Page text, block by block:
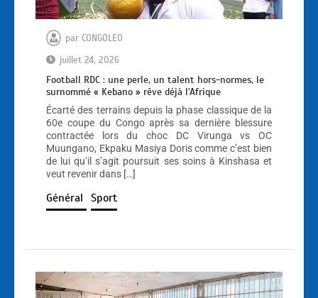
par CONGOLEO
juillet 24, 2026
Football RDC : une perle, un talent hors-normes, le
surnommé « Kebano » rêve déjà l’Afrique
Écarté des terrains depuis la phase classique de la
60e coupe du Congo après sa dernière blessure
contractée lors du choc DC Virunga vs OC
Muungano, Ekpaku Masiya Doris comme c’est bien
de lui qu’il s’agit poursuit ses soins à Kinshasa et
veut revenir dans […]
Général Sport